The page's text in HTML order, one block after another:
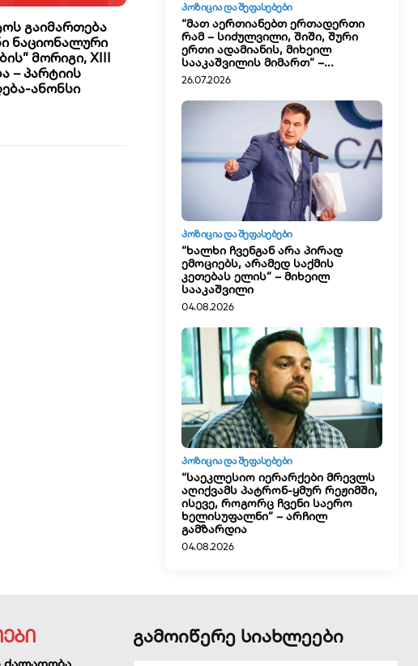
გაიმართება
ნაციონალური
მორიგი, XIII
– პარტიის
ანონსი
ᲞᲝᲖᲘᲪᲘᲐ ᲓᲐ ᲨᲔᲤᲐᲡᲔᲑᲔᲑᲘ
“მათ აერთიანებთ ერთადერთი
რამ – სიძულვილი, შიში, შური
ერთი ადამიანის, მიხეილ
სააკაშვილის მიმართ” –...
26.07.2026
ᲞᲝᲖᲘᲪᲘᲐ ᲓᲐ ᲨᲔᲤᲐᲡᲔᲑᲔᲑᲘ
“ხალხი ჩვენგან არა პირად
ემოციებს, არამედ საქმის
კეთებას ელის” – მიხეილ
სააკაშვილი
04.08.2026
ᲞᲝᲖᲘᲪᲘᲐ ᲓᲐ ᲨᲔᲤᲐᲡᲔᲑᲔᲑᲘ
“საეკლესიო იერარქები მრევლს
აღიქვამს პატრონ-ყმურ რეჟიმში,
ისევე, როგორც ჩვენი საერო
ხელისუფალნი” – არჩილ
გამზარდია
04.08.2026
გამოიწერე სიახლეები